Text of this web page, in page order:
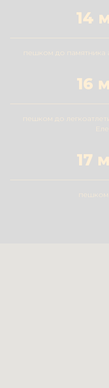
14
пешком до памятника
16
пешком до
17